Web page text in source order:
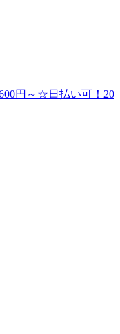
円～☆日払い可！20